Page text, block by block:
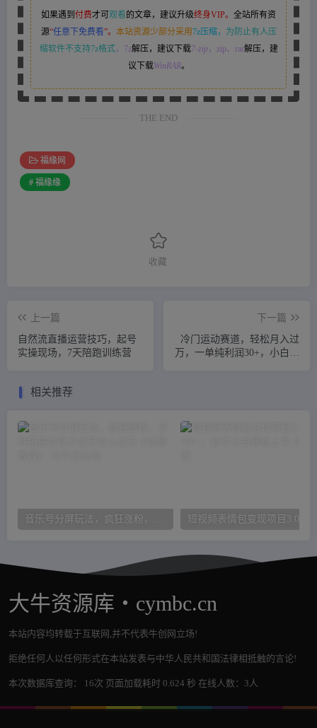
如果遇到 付费才可 观看 的文章，建议升级终身VIP。 全站所有资
源“任意下免费看”。 本站资源少部分采用7z压缩，
为防止有人压
缩软件不支持7z格式，7z解压，建议下载7-zip，zip、rar解压，建
议下载WinRAR。
THE END
福缘网
# 福缘缘
收藏
上一篇
自然流直播运营技巧，起号
实操现场，7天陪跑训练营
下一篇
冷门运动赛道，轻松月入过
万，一单纯利润30+，小白闭
相关推荐
大牛资源库・cymbc.cn
本站内容均转载于互联网,并不代表牛创网立场!
拒绝任何人以任何形式在本站发表与中华人民共和国法律相抵触的言论!
本次数据库查询： 16次 页面加载耗时 0.624 秒 在线人数：3人